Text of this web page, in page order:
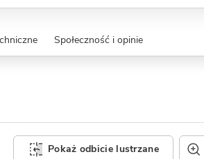
Społeczność i opinie
Pokaż odbicie lustrzane